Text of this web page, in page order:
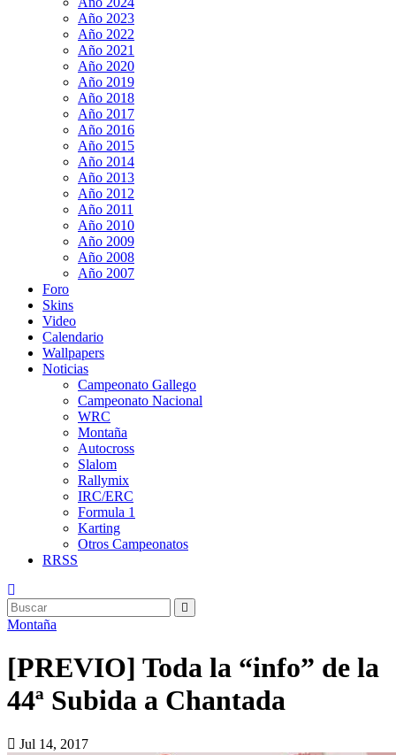
Año 2023
Año 2022
Año 2021
Año 2020
Año 2019
Año 2018
Año 2017
Año 2016
Año 2015
Año 2014
Año 2013
Año 2012
Año 2011
Año 2010
Año 2009
Año 2008
Año 2007
Foro
Skins
Video
Calendario
Wallpapers
Noticias
Campeonato Gallego
Campeonato Nacional
WRC
Montaña
Autocross
Slalom
Rallymix
IRC/ERC
Formula 1
Karting
Otros Campeonatos
RRSS
Montaña
[PREVIO] Toda la “info” de la
44ª Subida a Chantada
Jul 14, 2017